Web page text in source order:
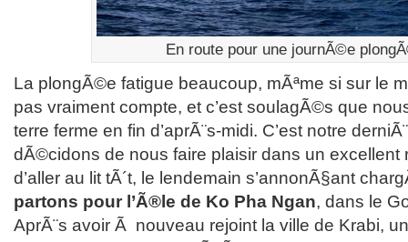
En route pour une journÃ©e
La plongÃ©e fatigue beaucoup, mÃªme si sur le
pas vraiment compte, et c’est soulagÃ©s que
terre ferme en fin d’aprÃ¨s-midi. C’est notre
dÃ©cidons de nous faire plaisir dans un excellent
d’aller au lit tÃ´t, le lendemain s’annonÃ§ant
partons pour l’Ã®le de Ko Pha Ngan, dans le
AprÃ¨s avoir Ã nouveau rejoint la ville de Krabi,